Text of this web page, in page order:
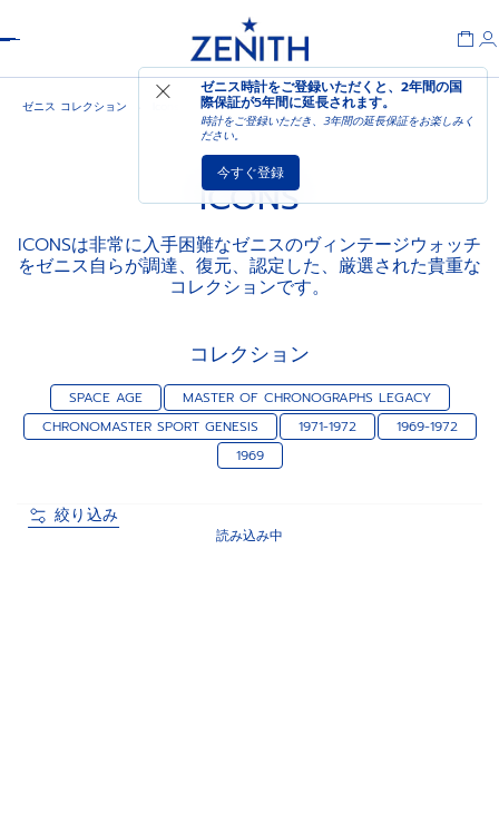
ゼニス時計をご登録いただくと、2年間の国
際保証が5年間に延長されます。
時計をご登録いただき、3年間の延長保証をお楽しみく
ださい。
今すぐ登録
ゼニス コレクション
ICONS
ICONSは非常に入手困難なゼニスのヴィンテージウォッチ
をゼニス自らが調達、復元、認定した、厳選された貴重な
コレクションです。
コレクション
SPACE AGE
MASTER OF CHRONOGRAPHS LEGACY
CHRONOMASTER SPORT GENESIS
1971-1972
1969-1972
1969
絞り込み
読み込み中